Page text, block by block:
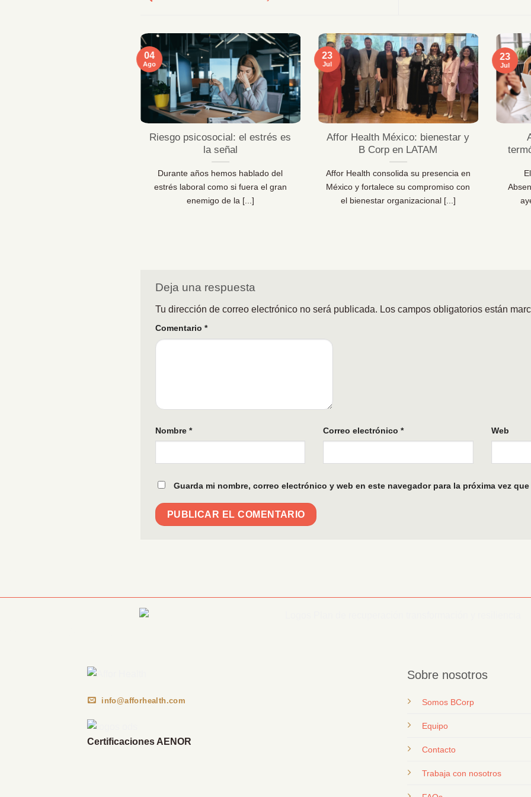
Riesgo psicosocial: el estrés es
la señal
Durante años hemos hablado del
estrés laboral como si fuera el gran
enemigo de la [...]
04
Ago
Affor Health México: bienestar y
B Corp en LATAM
Affor Health consolida su presencia en
México y fortalece su compromiso con
el bienestar organizacional [...]
23
Jul
23
Jul
Deja una respuesta
Tu dirección de correo electrónico no será publicada. Los campos obligatorios están
Comentario *
Nombre * Correo electrónico* Web
Guarda mi nombre, correo electrónico y web en este navegador para la próxima vez
info@afforhealth.com
Certificaciones AENOR
Sobre nosotros
Somos BCorp
Equipo
Contacto
Trabaja con nosotros